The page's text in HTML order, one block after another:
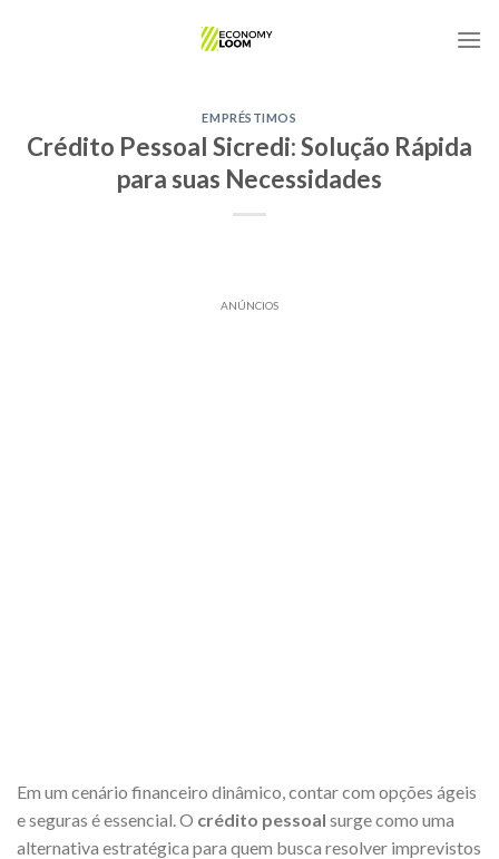
EMPRÉSTIMOS
Crédito Pessoal Sicredi: Solução Rápida
para suas Necessidades
ANÚNCIOS
Em um cenário financeiro dinâmico, contar com opções ágeis
e seguras é essencial. O crédito pessoal surge como uma
alternativa estratégica para quem busca resolver imprevistos